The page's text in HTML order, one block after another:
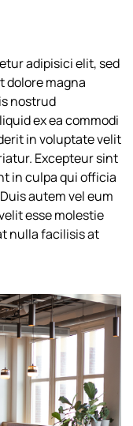
adipisici elit, sed
dolore magna
nostrud
ex ea commodi
in voluptate velit
Excepteur sint
in culpa qui officia
autem vel eum
esse molestie
nulla facilisis at